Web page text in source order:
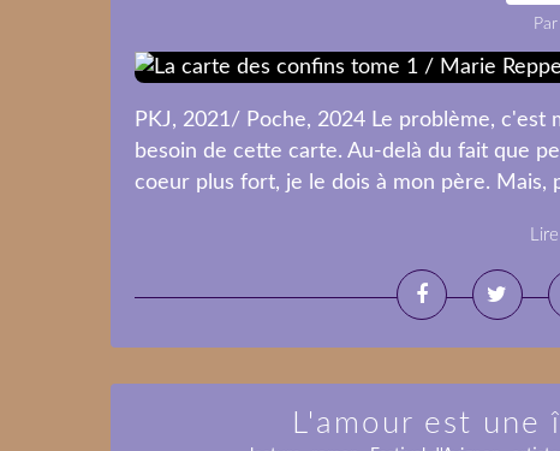
PKJ, 2021/ Poche, 2024 Le problème, c'est
besoin de cette carte. Au-delà du fait que
coeur plus fort, je le dois à mon père. Mais,
L'amour est